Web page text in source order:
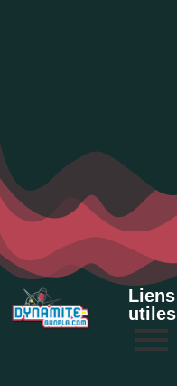
Liens
utiles